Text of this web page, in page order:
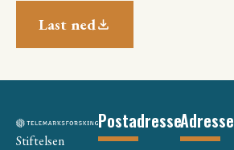
Last ned
Stiftelsen
PostadresseAdresse